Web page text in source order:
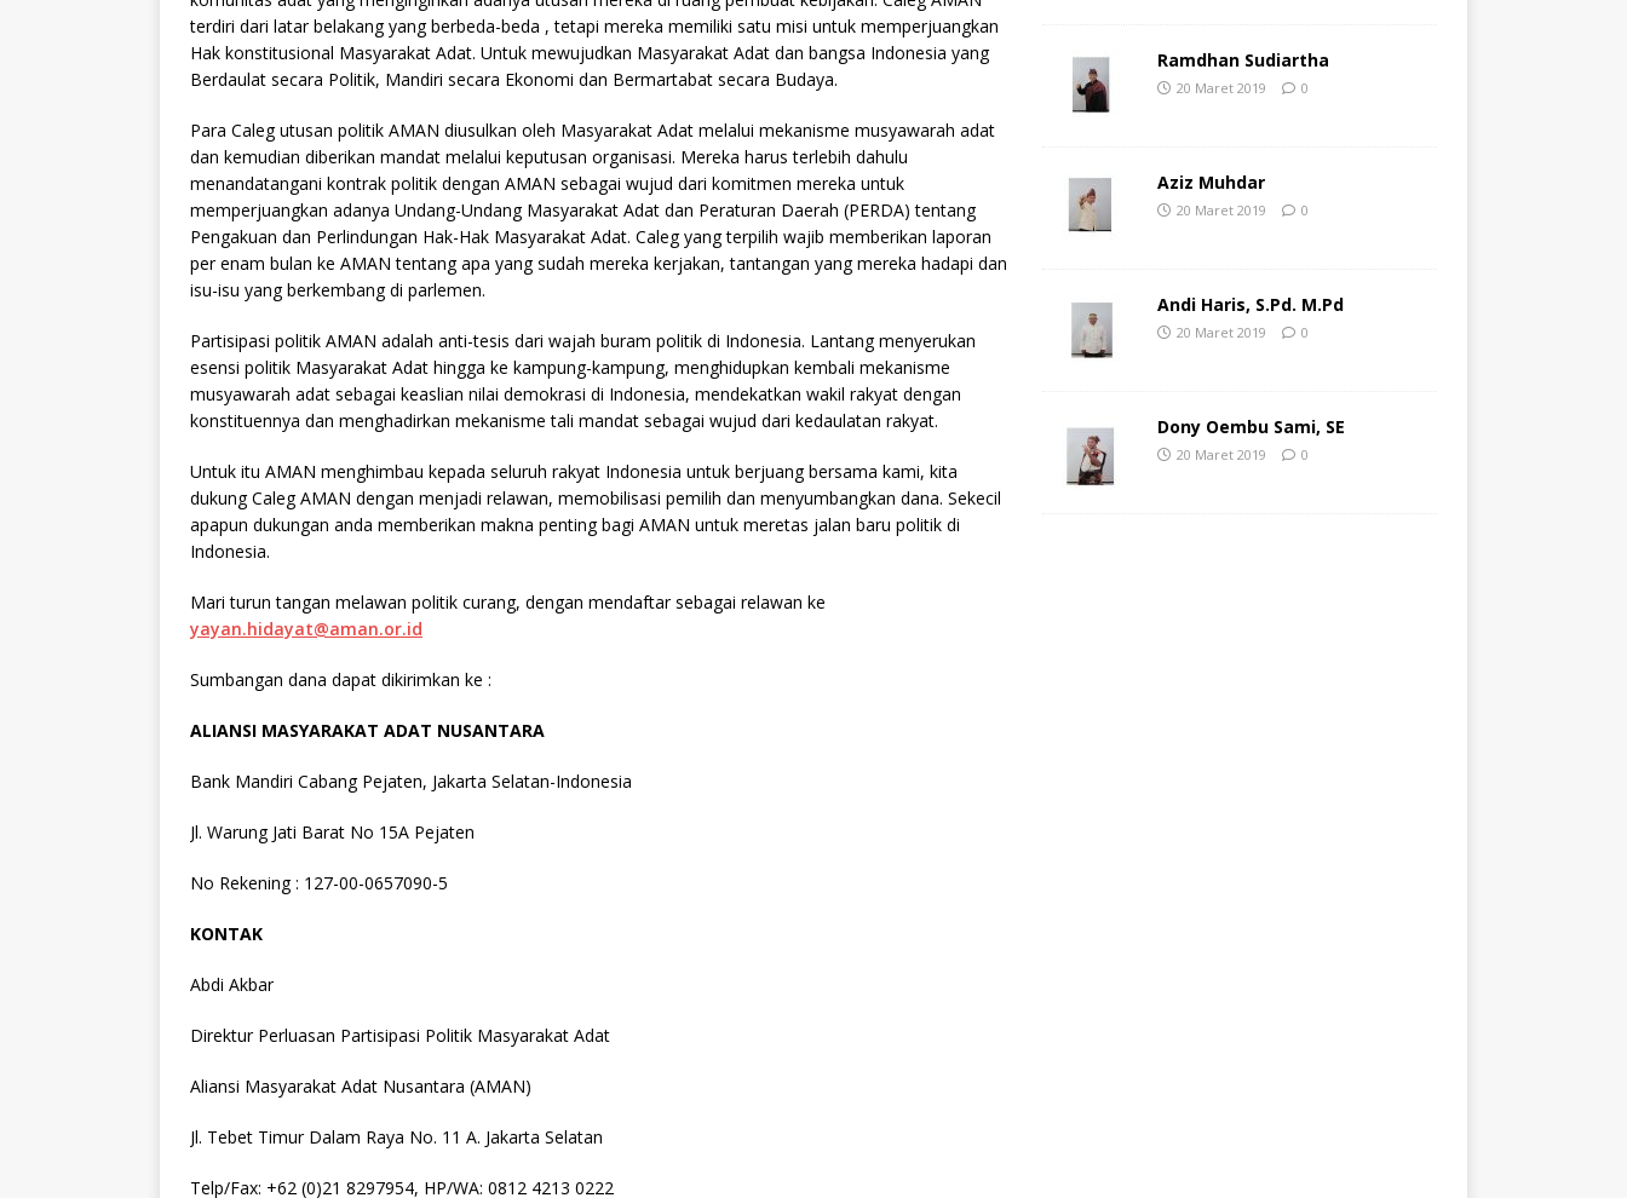
terdiri dari latar belakang yang berbeda-beda , tetapi mereka memiliki satu misi untuk memperjuangkan
Hak konstitusional Masyarakat Adat. Untuk mewujudkan Masyarakat Adat dan bangsa Indonesia yang
Berdaulat secara Politik, Mandiri secara Ekonomi dan Bermartabat secara Budaya.
Para Caleg utusan politik AMAN diusulkan oleh Masyarakat Adat melalui mekanisme musyawarah adat
dan kemudian diberikan mandat melalui keputusan organisasi. Mereka harus terlebih dahulu
menandatangani kontrak politik dengan AMAN sebagai wujud dari komitmen mereka untuk
memperjuangkan adanya Undang-Undang Masyarakat Adat dan Peraturan Daerah (PERDA) tentang
Pengakuan dan Perlindungan Hak-Hak Masyarakat Adat. Caleg yang terpilih wajib memberikan laporan
per enam bulan ke AMAN tentang apa yang sudah mereka kerjakan, tantangan yang mereka hadapi dan
isu-isu yang berkembang di parlemen.
Partisipasi politik AMAN adalah anti-tesis dari wajah buram politik di Indonesia. Lantang menyerukan
esensi politik Masyarakat Adat hingga ke kampung-kampung, menghidupkan kembali mekanisme
musyawarah adat sebagai keaslian nilai demokrasi di Indonesia, mendekatkan wakil rakyat dengan
konstituennya dan menghadirkan mekanisme tali mandat sebagai wujud dari kedaulatan rakyat.
Untuk itu AMAN menghimbau kepada seluruh rakyat Indonesia untuk berjuang bersama kami, kita
dukung Caleg AMAN dengan menjadi relawan, memobilisasi pemilih dan menyumbangkan dana. Sekecil
apapun dukungan anda memberikan makna penting bagi AMAN untuk meretas jalan baru politik di
Indonesia.
Mari turun tangan melawan politik curang, dengan mendaftar sebagai relawan ke
yayan.hidayat@aman.or.id
Sumbangan dana dapat dikirimkan ke :
ALIANSI MASYARAKAT ADAT NUSANTARA
Bank Mandiri Cabang Pejaten, Jakarta Selatan-Indonesia
Jl. Warung Jati Barat No 15A Pejaten
No Rekening : 127-00-0657090-5
KONTAK
Abdi Akbar
Direktur Perluasan Partisipasi Politik Masyarakat Adat
Aliansi Masyarakat Adat Nusantara (AMAN)
Jl. Tebet Timur Dalam Raya No. 11 A. Jakarta Selatan
Telp/Fax: +62 (0)21 8297954, HP/WA: 0812 4213 0222
Ramdhan Sudiartha
20 Maret 2019 0
Aziz Muhdar
20 Maret 2019 0
Andi Haris, S.Pd. M.Pd
20 Maret 2019 0
Dony Oembu Sami, SE
20 Maret 2019 0